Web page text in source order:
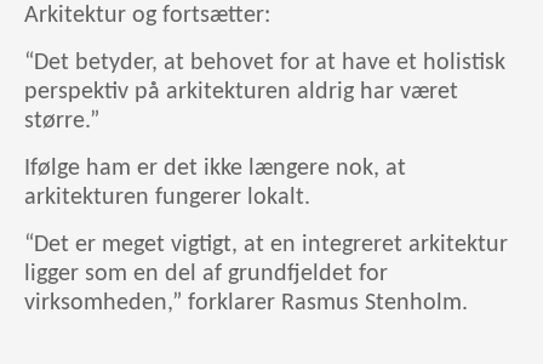
Arkitektur og fortsætter:
“Det betyder, at behovet for at have et holistisk
perspektiv på arkitekturen aldrig har været
større.”
Ifølge ham er det ikke længere nok, at
arkitekturen fungerer lokalt.
“Det er meget vigtigt, at en integreret arkitektur
ligger som en del af grundfjeldet for
virksomheden,” forklarer Rasmus Stenholm.